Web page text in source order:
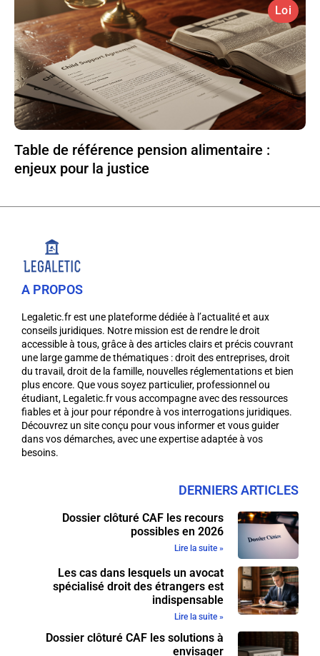
Loi
Table de référence pension alimentaire :
enjeux pour la justice
A PROPOS
Legaletic.fr est une plateforme dédiée à l’actualité et aux
conseils juridiques. Notre mission est de rendre le droit
accessible à tous, grâce à des articles clairs et précis couvrant
une large gamme de thématiques : droit des entreprises, droit
du travail, droit de la famille, nouvelles réglementations et bien
plus encore. Que vous soyez particulier, professionnel ou
étudiant, Legaletic.fr vous accompagne avec des ressources
fiables et à jour pour répondre à vos interrogations juridiques.
Découvrez un site conçu pour vous informer et vous guider
dans vos démarches, avec une expertise adaptée à vos
besoins.
DERNIERS ARTICLES
Dossier clôturé CAF les recours
possibles en 2026
Lire la suite »
Les cas dans lesquels un avocat
spécialisé droit des étrangers est
indispensable
Lire la suite »
Dossier clôturé CAF les solutions à
envisager